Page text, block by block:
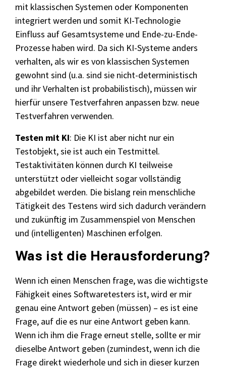
mit klassischen Systemen oder Komponenten
integriert werden und somit KI-Technologie
Einfluss auf Gesamtsysteme und Ende-zu-Ende-
Prozesse haben wird. Da sich KI-Systeme anders
verhalten, als wir es von klassischen Systemen
gewohnt sind (u.a. sind sie nicht-deterministisch
und ihr Verhalten ist probabilistisch), müssen wir
hierfür unsere Testverfahren anpassen bzw. neue
Testverfahren verwenden.
Testen mit KI: Die KI ist aber nicht nur ein
Testobjekt, sie ist auch ein Testmittel.
Testaktivitäten können durch KI teilweise
unterstützt oder vielleicht sogar vollständig
abgebildet werden. Die bislang rein menschliche
Tätigkeit des Testens wird sich dadurch verändern
und zukünftig im Zusammenspiel von Menschen
und (intelligenten) Maschinen erfolgen.
Was ist die Herausforderung?
Wenn ich einen Menschen frage, was die wichtigste
Fähigkeit eines Softwaretesters ist, wird er mir
genau eine Antwort geben (müssen) – es ist eine
Frage, auf die es nur eine Antwort geben kann.
Wenn ich ihm die Frage erneut stelle, sollte er mir
dieselbe Antwort geben (zumindest, wenn ich die
Frage direkt wiederhole und sich in dieser kurzen